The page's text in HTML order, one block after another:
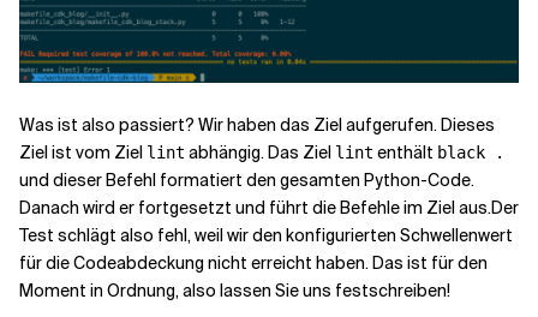
Was ist also passiert? Wir haben das Ziel aufgerufen. Dieses
Ziel ist vom Ziel lint abhängig. Das Ziel lint enthält black .
und dieser Befehl formatiert den gesamten Python-Code.
Danach wird er fortgesetzt und führt die Befehle im Ziel aus.Der
Test schlägt also fehl, weil wir den konfigurierten Schwellenwert
für die Codeabdeckung nicht erreicht haben. Das ist für den
Moment in Ordnung, also lassen Sie uns festschreiben!